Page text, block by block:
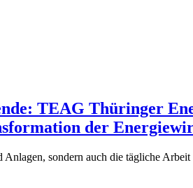
TEAG Thüringer
der
sondern auch die tägliche